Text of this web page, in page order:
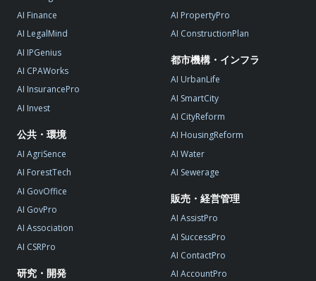
AI Finance
AI LegalMind
AI IPGenius
AI CPAWorks
AI InsurancePro
AI Invest
公共・環境
AI AgriSence
AI ForestTech
AI GovOffice
AI GovPro
AI Association
AI CSRPro
研究・開発
AI PropertyPro
AI ConstructionPlan
都市機構・インフラ
AI UrbanLife
AI SmartCity
AI CityReform
AI HousingReform
AI Water
AI Sewerage
販売・経営管理
AI AssistPro
AI SuccessPro
AI ContactPro
AI AccountPro